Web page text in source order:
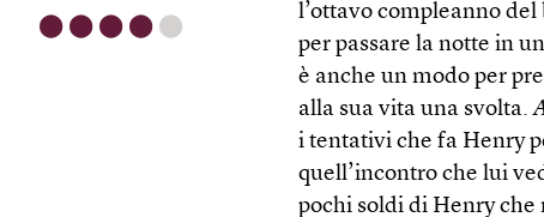
⬤ ⬤ ⬤ ⬤ ⬤
l’ottavo compleanno
per passare la notte in
è anche un modo per
alla sua vita una svolta.
i tentativi che fa Henry
quell’incontro che lui
pochi soldi di Henry